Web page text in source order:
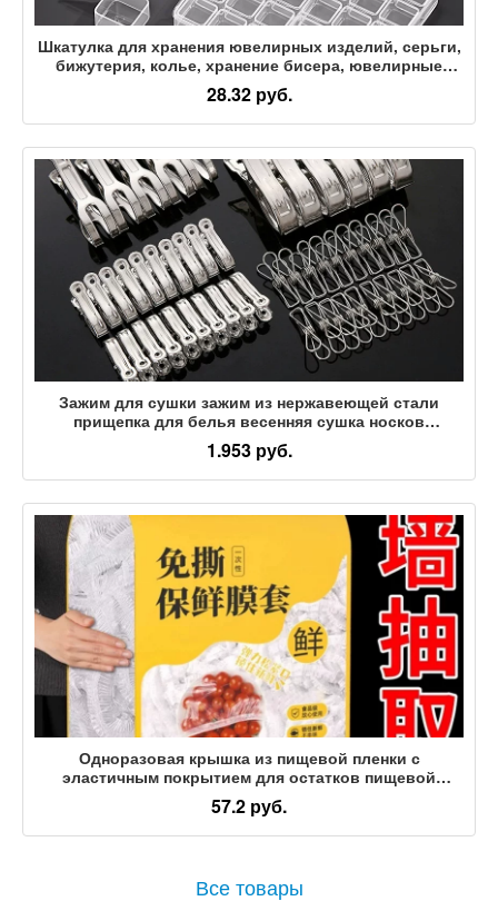
Шкатулка для хранения ювелирных изделий, серьги,
бижутерия, колье, хранение бисера, ювелирные
изделия, антиоксидантная прозрачная мини-
коробочка
28.32 руб.
Зажим для сушки зажим из нержавеющей стали
прищепка для белья весенняя сушка носков
ветрозащитный зажим для одежды большой зажим
для стеганого одеяла зажим для сушки стеганого
одеяла
1.953 руб.
Одноразовая крышка из пищевой пленки с
эластичным покрытием для остатков пищевой
пленки для домашнего холодильника, специальный
пакет для сохранения свежести, крышка для тарелки
57.2 руб.
Все товары